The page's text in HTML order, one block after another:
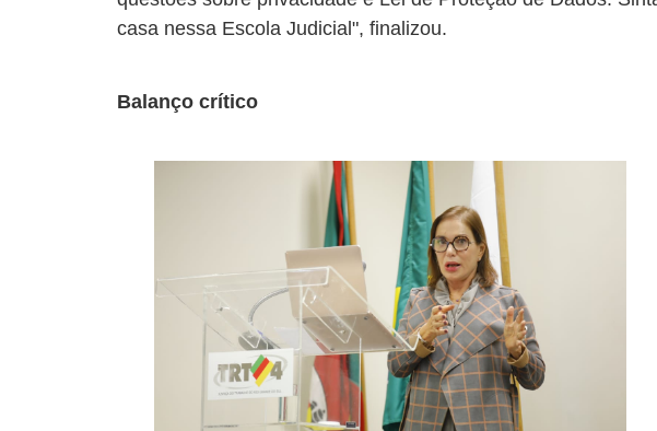
casa nessa Escola Judicial", finalizou.
Balanço crítico